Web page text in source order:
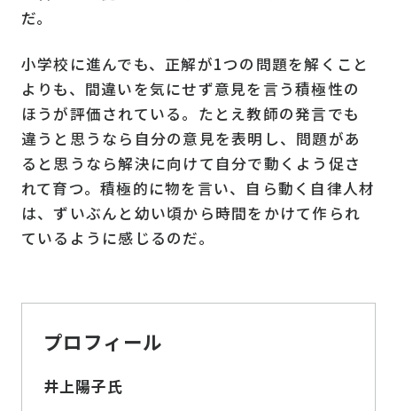
だ。
小学校に進んでも、正解が1つの問題を解くこと
よりも、間違いを気にせず意見を言う積極性の
ほうが評価されている。たとえ教師の発言でも
違うと思うなら自分の意見を表明し、問題があ
ると思うなら解決に向けて自分で動くよう促さ
れて育つ。積極的に物を言い、自ら動く自律人材
は、ずいぶんと幼い頃から時間をかけて作られ
ているように感じるのだ。
プロフィール
井上陽子氏